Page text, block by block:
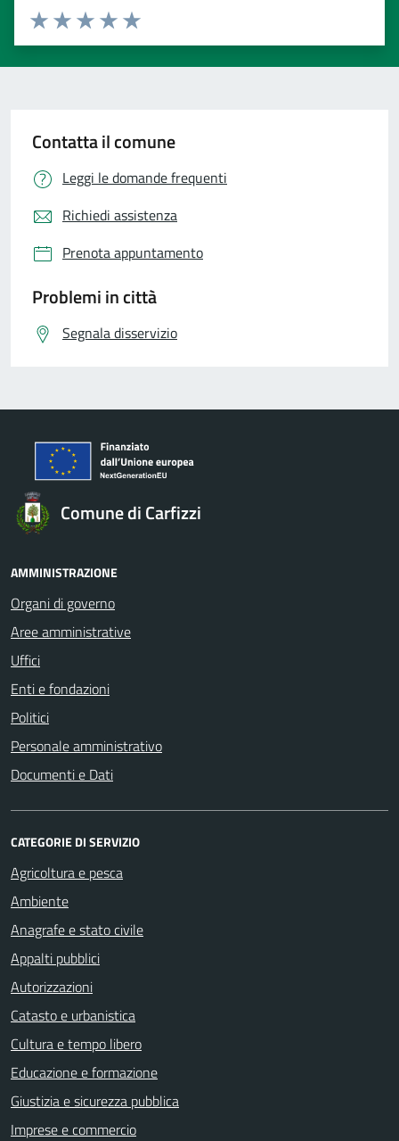
Valuta 5 stelle su 5
Valuta 4 stelle su 5
Valuta 3 stelle su 5
Valuta 2 stelle su 5
Valuta 1 stelle su 5
Contatta il comune
Leggi le domande frequenti
Richiedi assistenza
Prenota appuntamento
Problemi in città
Segnala disservizio
Comune di Carfizzi
AMMINISTRAZIONE
Organi di governo
Aree amministrative
Uffici
Enti e fondazioni
Politici
Personale amministrativo
Documenti e Dati
CATEGORIE DI SERVIZIO
Agricoltura e pesca
Ambiente
Anagrafe e stato civile
Appalti pubblici
Autorizzazioni
Catasto e urbanistica
Cultura e tempo libero
Educazione e formazione
Giustizia e sicurezza pubblica
Imprese e commercio